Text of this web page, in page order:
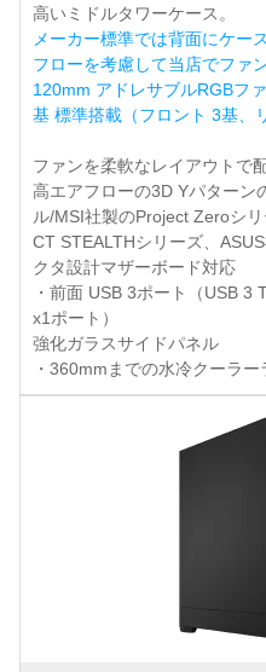
高いミドルタワーケース。
メーカー標準では背面にケー
フローを考慮して当店でファ
120mm アドレサブルRGBフ
基 標準搭載（フロント 3基、
ファンを柔軟なレイアウトで
高エアフローの3D Yパターン
ル/MSI社製のProject Zeroシ
CT STEALTHシリーズ、
クタ設計マザーボード対応
・前面 USB 3ポート（USB 3
x1ポート）
強化ガラスサイドパネル
・360mmまでの水冷クーラ